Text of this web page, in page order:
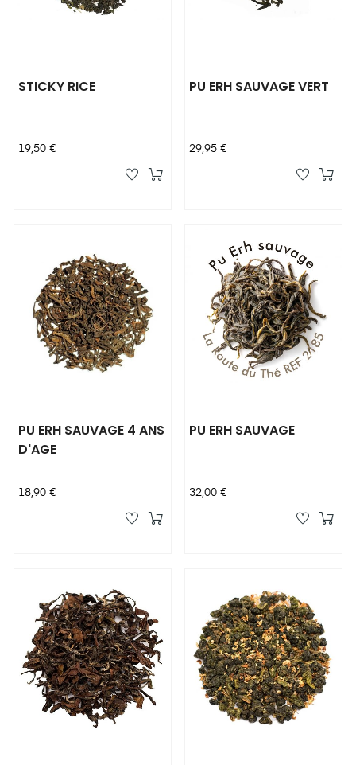
STICKY RICE
Prix
19,50 €
PU ERH SAUVAGE VERT
Prix
29,95 €
PU ERH SAUVAGE 4 ANS
D'AGE
Prix
18,90 €
PU ERH SAUVAGE
Prix
32,00 €